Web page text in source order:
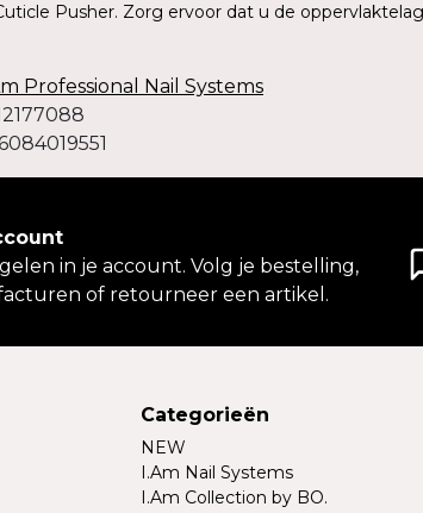
Pusher. Zorg ervoor dat u de
Professional Nail Systems
in je account. Volg je bestelling,
of retourneer een artikel.
Categorieën
NEW
I.Am Nail Systems
I.Am Collection by BO.